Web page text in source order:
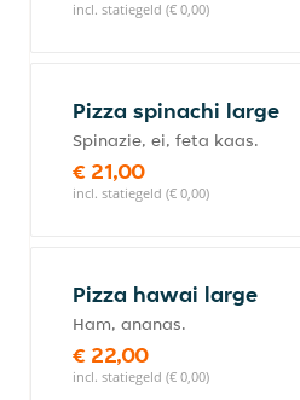
incl. statiegeld (€ 0,00)
Pizza spinachi large
Spinazie, ei, feta kaas.
€ 21,00
incl. statiegeld (€ 0,00)
Pizza hawai large
Ham, ananas.
€ 22,00
incl. statiegeld (€ 0,00)